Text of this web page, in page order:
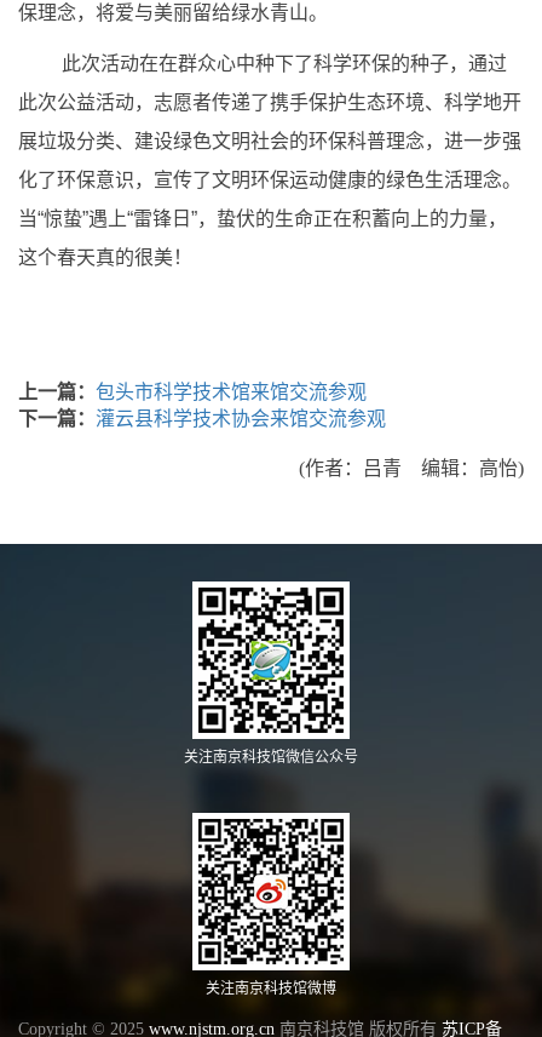
保理念，将爱与美丽留给绿水青山。
此次活动在在群众心中种下了科学环保的种子，通过
此次公益活动，志愿者传递了携手保护生态环境、科学地开
展垃圾分类、建设绿色文明社会的环保科普理念，进一步强
化了环保意识，宣传了文明环保运动健康的绿色生活理念。
当“惊蛰”遇上“雷锋日”，蛰伏的生命正在积蓄向上的力量，
这个春天真的很美！
上一篇： 包头市科学技术馆来馆交流参观
下一篇： 灌云县科学技术协会来馆交流参观
(作者：吕青 编辑：高怡)
关注南京科技馆微信公众号
关注南京科技馆微博
Copyright © 2025 www.njstm.org.cn 南京科技馆 版权所有 苏ICP备